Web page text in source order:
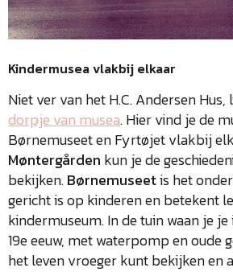
Kindermusea vlakbij elkaar
Niet ver van het H.C. Andersen
dorpje van musea. Hier vind je de
Børnemuseet en Fyrtøjet vlakbij
Møntergården kun je de
bekijken.Børnemuseetis het
gericht is op kinderen en betekent
kindermuseum. In de tuin waan je
19e eeuw, met waterpomp en oude
het leven vroeger kunt bekijken en